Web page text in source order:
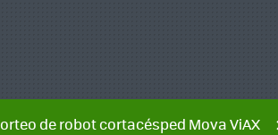
de robot cortacésped Mova ViAX